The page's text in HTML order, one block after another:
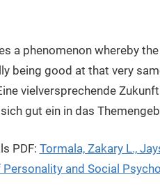
a phenomenon whereby
being good at that very
vielversprechende
gut ein in das
PDF: Tormala, Zakary L.,
Personality and Social